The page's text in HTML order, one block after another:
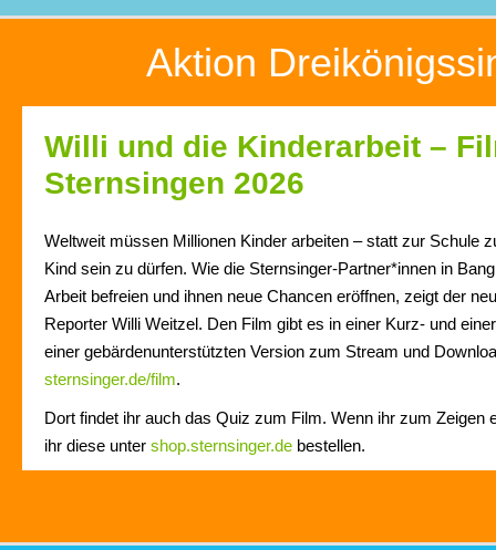
Aktion
Willi und die Kinderarbeit –
Sternsingen 2026
Weltweit müssen Millionen Kinder arbeiten – statt zur Schule
Kind sein zu dürfen. Wie die Sternsinger-Partner*innen in
Arbeit befreien und ihnen neue Chancen eröffnen, zeigt der
Reporter Willi Weitzel. Den Film gibt es in einer Kurz- und
einer gebärdenunterstützten Version zum Stream und
sternsinger.de/film.
Dort findet ihr auch das Quiz zum Film. Wenn ihr zum Zeigen
ihr diese unter shop.sternsinger.de bestellen.